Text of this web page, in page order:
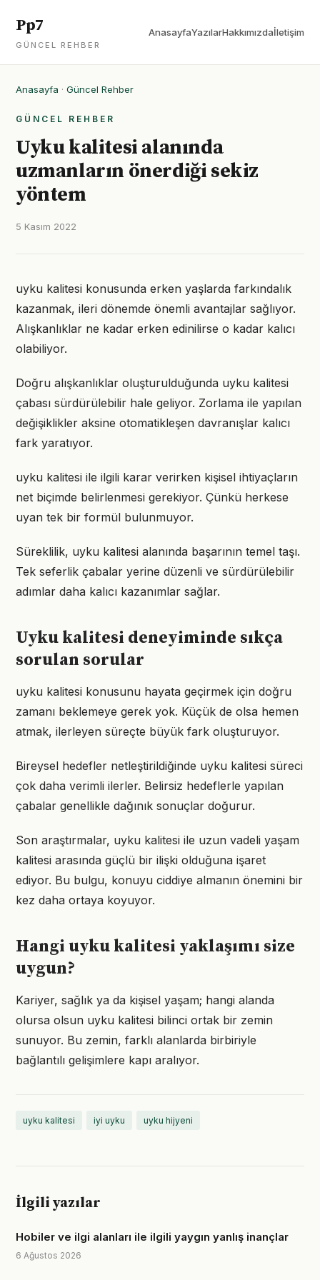
Pp7
GÜNCEL REHBER
AnasayfaYazılarHakkımızdaİletişim
Anasayfa · Güncel Rehber
GÜNCEL REHBER
Uyku kalitesi alanında
uzmanların önerdiği sekiz
yöntem
5 Kasım 2022
uyku kalitesi konusunda erken yaşlarda farkındalık
kazanmak, ileri dönemde önemli avantajlar sağlıyor.
Alışkanlıklar ne kadar erken edinilirse o kadar kalıcı
olabiliyor.
Doğru alışkanlıklar oluşturulduğunda uyku kalitesi
çabası sürdürülebilir hale geliyor. Zorlama ile yapılan
değişiklikler aksine otomatikleşen davranışlar kalıcı
fark yaratıyor.
uyku kalitesi ile ilgili karar verirken kişisel ihtiyaçların
net biçimde belirlenmesi gerekiyor. Çünkü herkese
uyan tek bir formül bulunmuyor.
Süreklilik, uyku kalitesi alanında başarının temel taşı.
Tek seferlik çabalar yerine düzenli ve sürdürülebilir
adımlar daha kalıcı kazanımlar sağlar.
Uyku kalitesi deneyiminde sıkça
sorulan sorular
uyku kalitesi konusunu hayata geçirmek için doğru
zamanı beklemeye gerek yok. Küçük de olsa hemen
atmak, ilerleyen süreçte büyük fark oluşturuyor.
Bireysel hedefler netleştirildiğinde uyku kalitesi süreci
çok daha verimli ilerler. Belirsiz hedeflerle yapılan
çabalar genellikle dağınık sonuçlar doğurur.
Son araştırmalar, uyku kalitesi ile uzun vadeli yaşam
kalitesi arasında güçlü bir ilişki olduğuna işaret
ediyor. Bu bulgu, konuyu ciddiye almanın önemini bir
kez daha ortaya koyuyor.
Hangi uyku kalitesi yaklaşımı size
uygun?
Kariyer, sağlık ya da kişisel yaşam; hangi alanda
olursa olsun uyku kalitesi bilinci ortak bir zemin
sunuyor. Bu zemin, farklı alanlarda birbiriyle
bağlantılı gelişimlere kapı aralıyor.
uyku kalitesi iyi uyku uyku hijyeni
İlgili yazılar
Hobiler ve ilgi alanları ile ilgili yaygın yanlış inançlar
6 Ağustos 2026